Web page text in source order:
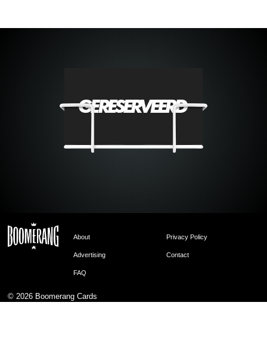
About Privacy Policy
Advertising Contact
FAQ
© 2026 Boomerang Cards